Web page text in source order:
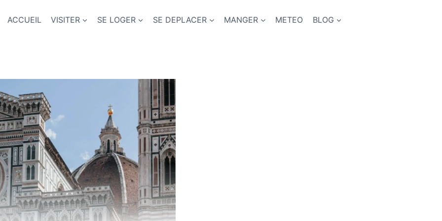
ACCUEIL VISITER SE LOGER SE DEPLACER MANGER METEO BLOG